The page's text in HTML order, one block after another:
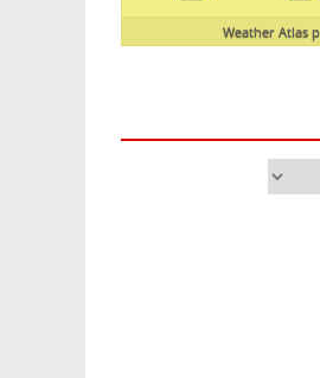
Weather Atlas